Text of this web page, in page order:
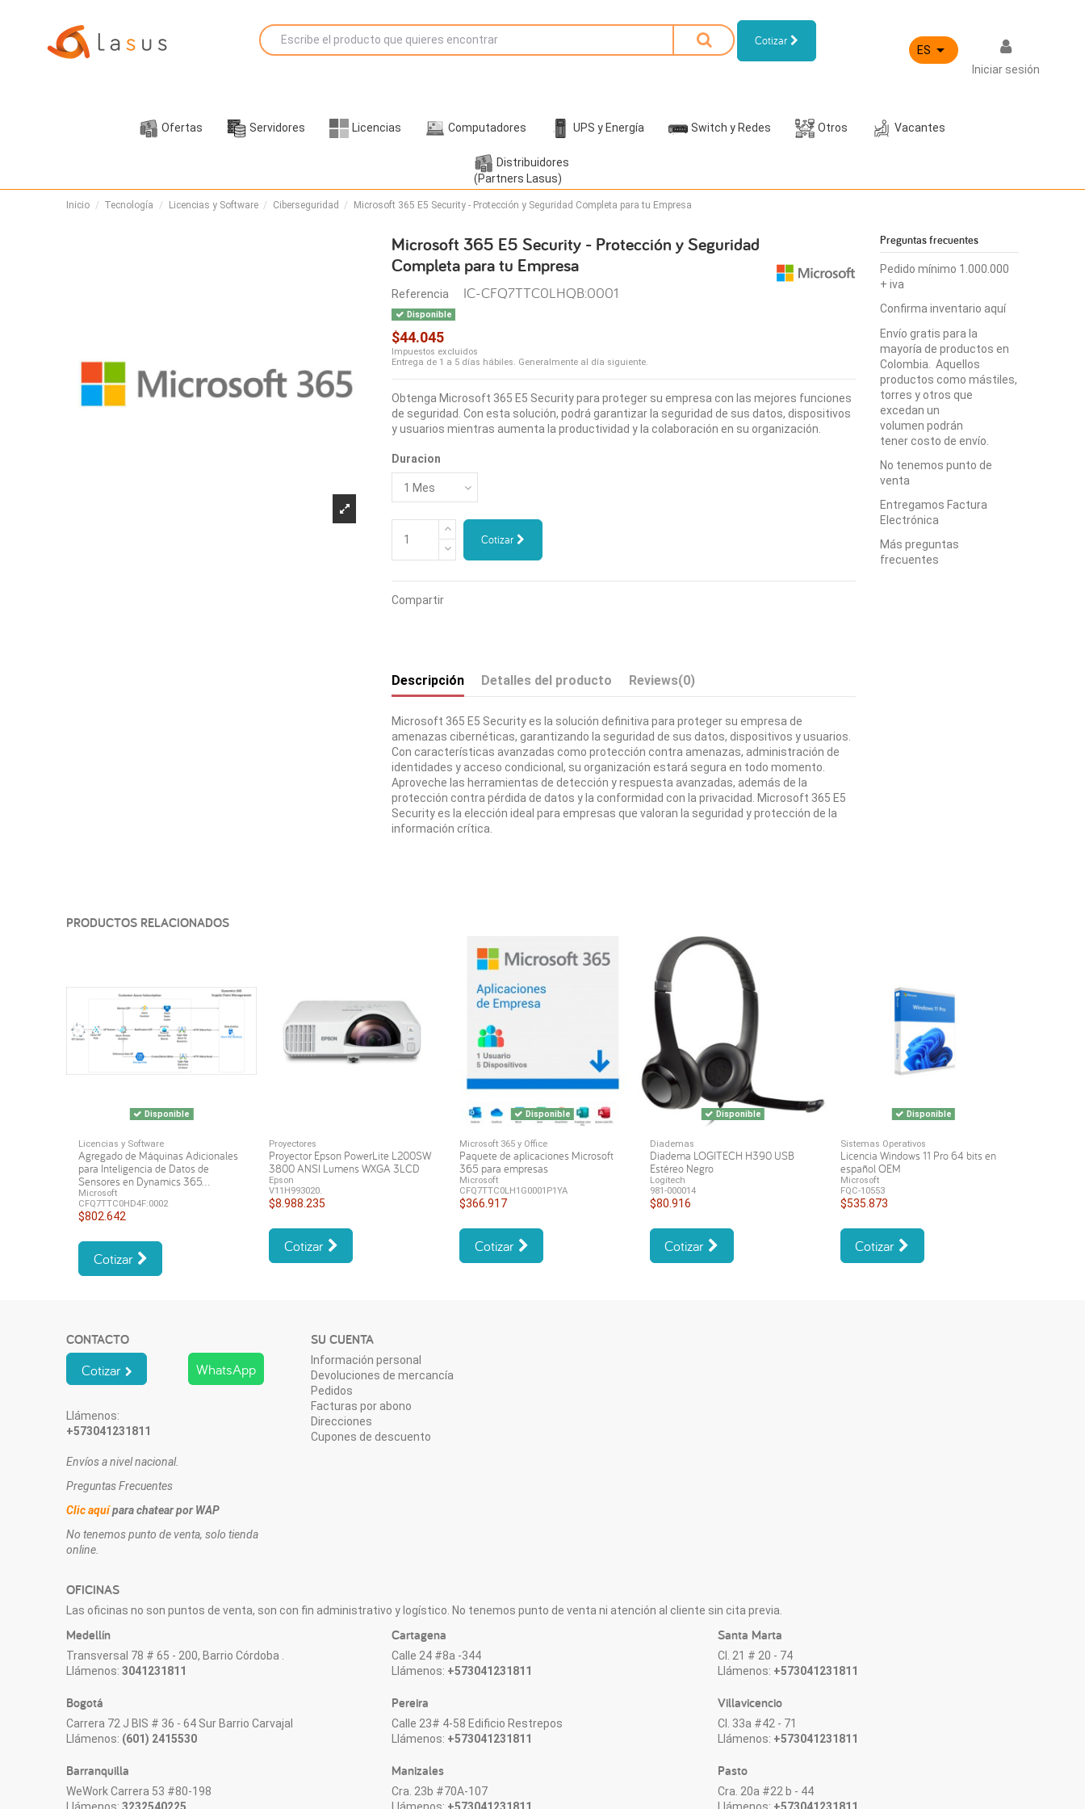
Cotizar
ES 
Iniciar sesión
Ofertas Servidores Licencias Computadores UPS y Energía Switch y Redes Otros Vacantes
Distribuidores
(Partners Lasus)
Inicio Tecnología Licencias y Software Ciberseguridad Microsoft 365 E5 Security - Protección y Seguridad Completa para tu Empresa
Microsoft 365 E5 Security - Protección y Seguridad
Completa para tu Empresa
Referencia IC-CFQ7TTC0LHQB:0001
Disponible
$44.045
Impuestos excluidos
Entrega de 1 a 5 días hábiles. Generalmente al día siguiente.
Obtenga Microsoft 365 E5 Security para proteger su empresa con las mejores funciones
de seguridad. Con esta solución, podrá garantizar la seguridad de sus datos, dispositivos
y usuarios mientras aumenta la productividad y la colaboración en su organización.
Duracion
Cotizar
Compartir
Descripción Detalles del producto Reviews(0)
Microsoft 365 E5 Security es la solución definitiva para proteger su empresa de
amenazas cibernéticas, garantizando la seguridad de sus datos, dispositivos y usuarios.
Con características avanzadas como protección contra amenazas, administración de
identidades y acceso condicional, su organización estará segura en todo momento.
Aproveche las herramientas de detección y respuesta avanzadas, además de la
protección contra pérdida de datos y la conformidad con la privacidad. Microsoft 365 E5
Security es la elección ideal para empresas que valoran la seguridad y protección de la
información crítica.
Preguntas frecuentes
Pedido mínimo 1.000.000
+ iva
Confirma inventario aquí
Envío gratis para la
mayoría de productos en
Colombia. Aquellos
productos como mástiles,
torres y otros que
excedan un
volumen podrán
tener costo de envío.
No tenemos punto de
venta
Entregamos Factura
Electrónica
Más preguntas
frecuentes
PRODUCTOS RELACIONADOS
Disponible
Licencias y Software
Agregado de Máquinas Adicionales
para Inteligencia de Datos de
Sensores en Dynamics 365...
Microsoft
CFQ7TTC0HD4F:0002
$802.642
Cotizar
Proyectores
Proyector Epson PowerLite L200SW
3800 ANSI Lumens WXGA 3LCD
Epson
V11H993020.
$8.988.235
Cotizar
Disponible
Microsoft 365 y Office
Paquete de aplicaciones Microsoft
365 para empresas
Microsoft
CFQ7TTC0LH1G0001P1YA
$366.917
Cotizar
Disponible
Diademas
Diadema LOGITECH H390 USB
Estéreo Negro
Logitech
981-000014
$80.916
Cotizar
Disponible
Sistemas Operativos
Licencia Windows 11 Pro 64 bits en
español OEM
Microsoft
FQC-10553
$535.873
Cotizar
CONTACTO
Cotizar
Llámenos:
+573041231811
WhatsApp
Envíos a nivel nacional.
Preguntas Frecuentes
Clic aquípara chatear por WAP
No tenemos punto de venta, solo tienda
online.
OFICINAS
Las oficinas no son puntos de venta, son con fin administrativo y logístico. No tenemos punto de venta ni atención al cliente sin cita previa.
Medellín
Transversal 78 # 65 - 200, Barrio Córdoba .
Llámenos:3041231811
Bogotá
Carrera 72 J BIS # 36 - 64 Sur Barrio Carvajal
Llámenos: (601) 2415530
Barranquilla
WeWork Carrera 53 #80-198
Llámenos:3232540225
Cartagena
Calle 24 #8a -344
Llámenos: +573041231811
Pereira
Calle 23# 4-58 Edificio Restrepos
Llámenos: +573041231811
Manizales
Cra. 23b #70A-107
Llámenos: +573041231811
Santa Marta
Cl. 21 # 20 - 74
Llámenos: +573041231811
Villavicencio
Cl. 33a #42 - 71
Llámenos: +573041231811
Pasto
Cra. 20a #22 b - 44
Llámenos: +573041231811
SU CUENTA
Información personal
Devoluciones de mercancía
Pedidos
Facturas por abono
Direcciones
Cupones de descuento